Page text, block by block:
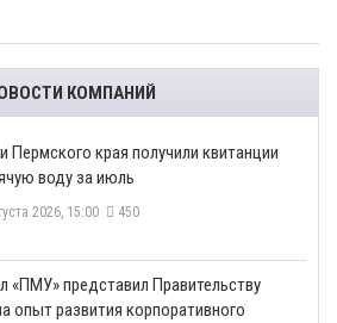
КОМПАНИЙ
Пермского края получили квитанции
воду за июль
2026, 15:00 450
«ПМУ» представил Правительству
опыт развития корпоративного